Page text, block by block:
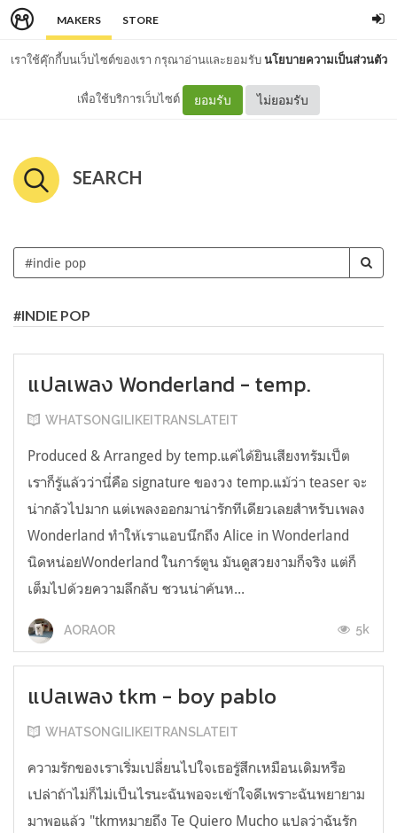
MAKERS STORE
เราใช้คุ๊กกี้บนเว็บไซต์ของเรา กรุณาอ่านและยอมรับนโยบายความเป็นส่วนตัว
เพื่อใช้บริการเว็บไซต์ ยอมรับ ไม่ยอมรับ
SEARCH
#INDIE POP
แปลเพลง Wonderland - temp.
WHATSONGILIKEITRANSLATEIT
Produced & Arranged by temp.แค่ได้ยินเสียงทรัมเป็ต
เราก็รู้แล้วว่านี่คือ signature ของวง temp.แม้ว่า teaser จะ
น่ากลัวไปมาก แต่เพลงออกมาน่ารักทีเดียวเลยสำหรับเพลง
Wonderland ทำให้เราแอบนึกถึง Alice in Wonderland
นิดหน่อยWonderland ในการ์ตูน มันดูสวยงามก็จริง แต่ก็
เต็มไปด้วยความลึกลับ ชวนน่าค้นห...
AORAOR 5k
แปลเพลง tkm - boy pablo
WHATSONGILIKEITRANSLATEIT
ความรักของเราเริ่มเปลี่ยนไปใจเธอรู้สึกเหมือนเดิมหรือ
เปล่าถ้าไม่ก็ไม่เป็นไรนะฉันพอจะเข้าใจดีเพราะฉันพยายาม
มาพอแล้ว "tkmหมายถึง Te Quiero Mucho แปลว่าฉันรัก